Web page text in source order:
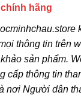
hãng
thông tin trên
sản phẩm.
cấp thông tin
nơi Người dân